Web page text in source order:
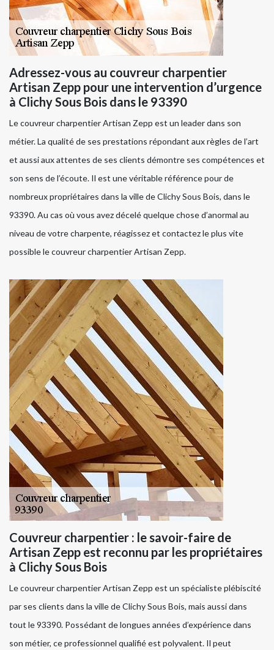
Adressez-vous au couvreur charpentier
Artisan Zepp pour une intervention d’urgence
à Clichy Sous Bois dans le 93390
Le couvreur charpentier Artisan Zepp est un leader dans son
métier. La qualité de ses prestations répondant aux règles de l’art
et aussi aux attentes de ses clients démontre ses compétences et
son sens de l’écoute. Il est une véritable référence pour de
nombreux propriétaires dans la ville de Clichy Sous Bois, dans le
93390. Au cas où vous avez décelé quelque chose d’anormal au
niveau de votre charpente, réagissez et contactez le plus vite
possible le couvreur charpentier Artisan Zepp.
Couvreur charpentier : le savoir-faire de
Artisan Zepp est reconnu par les propriétaires
à Clichy Sous Bois
Le couvreur charpentier Artisan Zepp est un spécialiste plébiscité
par ses clients dans la ville de Clichy Sous Bois, mais aussi dans
tout le 93390. Possédant de longues années d’expérience dans
son métier, ce professionnel qualifié est polyvalent. Il peut